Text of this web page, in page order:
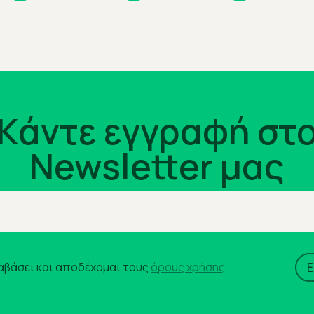
εγγραφή
Newsletter μας
και αποδέχομαι τους όρους χρήσης.